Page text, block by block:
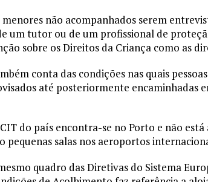
não acompanhados serem
um tutor ou de um profissional de
sobre os Direitos da Criança como as
conta das condições nas quais
até posteriormente encaminhadas
do país encontra-se no Porto e não
pequenas salas nos aeroportos
quadro das Diretivas do Sistema